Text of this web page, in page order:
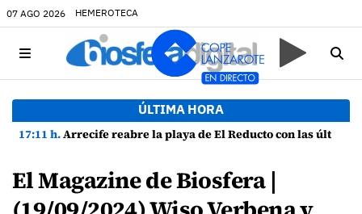
07 AGO 2026 HEMEROTECA
ÚLTIMA HORA
17:11 h.Arrecife reabre la playa de El Reducto con las últimas analíticas mostrando "una buena calidad de las aguas para el baño"
El Magazine de Biosfera |